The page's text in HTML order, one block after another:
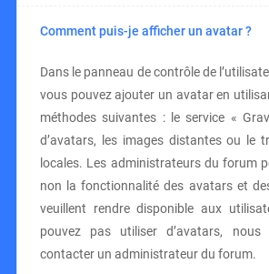
Comment puis-je afficher un avatar ?
Dans le panneau de contrôle de
vous pouvez ajouter un avatar en
méthodes suivantes : le service «
d’avatars, les images distantes ou le
locales. Les administrateurs du forum
non la fonctionnalité des avatars et
veuillent rendre disponible aux
pouvez pas utiliser d’avatars,
contacter un administrateur du forum.